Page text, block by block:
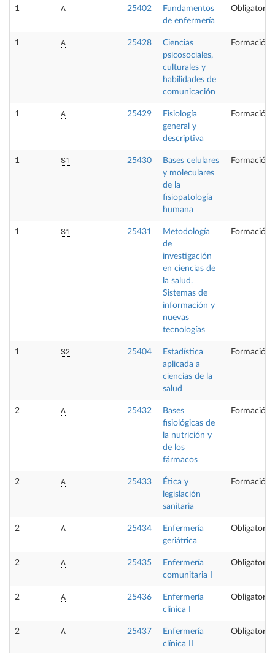
1 A 25402
Fundamentos
de enfermería
Obligatoria
1 A 25428
Ciencias
psicosociales,
culturales y
habilidades de
comunicación
Formación
1 A 25429
Fisiología
general y
descriptiva
Formación
1 S1 25430
Bases celulares
y moleculares
de la
fisiopatología
humana
Formación
1 S1 25431
Metodología
de
investigación
en ciencias de
la salud.
Sistemas de
información y
nuevas
tecnologías
Formación
1 S2 25404
Estadística
aplicada a
ciencias de la
salud
Formación
2 A 25432
Bases
fisiológicas de
la nutrición y
de los
fármacos
Formación
2 A 25433
Ética y
legislación
sanitaria
Formación
2 A 25434
Enfermería
geriátrica
Obligatoria
2 A 25435
Enfermería
comunitaria I
Obligatoria
2 A 25436
Enfermería
clínica I
Obligatoria
2 A 25437
Enfermería
clínica II
Obligatoria